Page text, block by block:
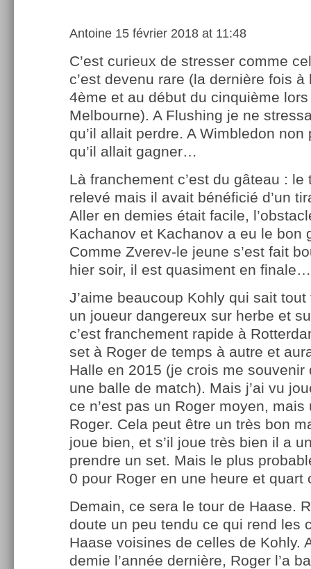
Antoine 15 février 2018 at 11:48
C’est curieux de stresser comme
c’est devenu rare (la dernière fois à
4ème et au début du cinquième
Melbourne). A Flushing je ne
qu’il allait perdre. A Wimbledon
qu’il allait gagner…
Là franchement c’est du gâteau : le
relevé mais il avait bénéficié d’un
Aller en demies était facile,
Kachanov et Kachanov a eu le bon
Comme Zverev-le jeune s’est fait
hier soir, il est quasiment en finale…
J’aime beaucoup Kohly qui sait
un joueur dangereux sur herbe et
c’est franchement rapide à
set à Roger de temps à autre et
Halle en 2015 (je crois me souvenir
une balle de match). Mais j’ai vu
ce n’est pas un Roger moyen,
Roger. Cela peut être un très bon
joue bien, et s’il joue très bien il a
prendre un set. Mais le plus
0 pour Roger en une heure et quart
Demain, ce sera le tour de Haase.
doute un peu tendu ce qui rend les
Haase voisines de celles de Kohly.
demie l’année dernière, Roger l’a